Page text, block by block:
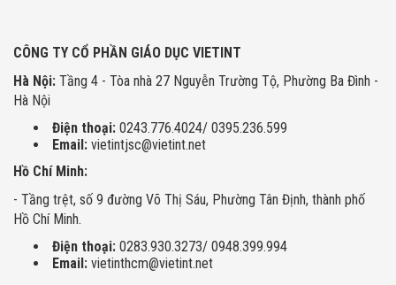
CÔNG TY CỔ PHẦN GIÁO DỤC VIETINT
Hà Nội: Tầng 4 - Tòa nhà 27 Nguyễn Trường Tộ, Phường Ba Đình -
Hà Nội
Điện thoại: 0243.776.4024/ 0395.236.599
Email: vietintjsc@vietint.net
Hồ Chí Minh:
- Tầng trệt, số 9 đường Võ Thị Sáu, Phường Tân Định, thành phố
Hồ Chí Minh.
Điện thoại: 0283.930.3273/ 0948.399.994
Email: vietinthcm@vietint.net